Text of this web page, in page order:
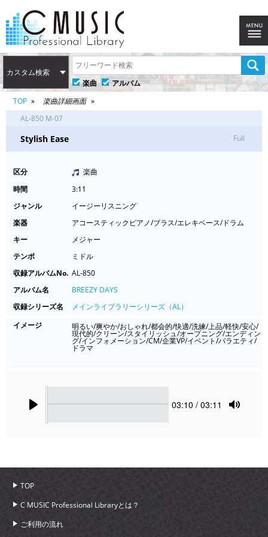
カスタム検索
楽曲
アルバム
TOP
楽曲詳細画面
AL-850 M-07
Stylish Ease Full
区分
楽曲
時間
3:11
ジャンル
イージーリスニング
楽器
アコースティックピアノ/ブラス/エレキベース/ドラム
キー
メジャー
テンポ
ミドル
収録アルバムNo. AL-850
アルバム名
BREEZY DAYS
収録シリーズ名
メインライブラリーシリーズ（AL）
イメージ
明るい/爽やか/おしゃれ/都会的/快適/洗練/上品/軽快/安心/
現代的/クリーン/スタイリッシュ/オープニング/エンディン
グ/インフォメーション/CM/企業VP/イベント/バラエティ/
ドラマ
Current
03:10 / 03:11
TOP
C MUSIC Professional Libraryとは？
ご利用の流れ